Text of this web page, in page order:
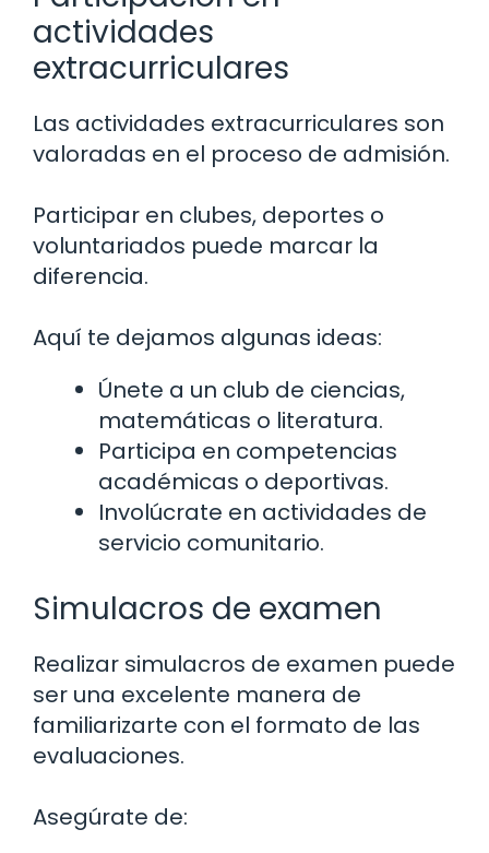
actividades
extracurriculares
Las actividades extracurriculares son
valoradas en el proceso de admisión.
Participar en clubes, deportes o
voluntariados puede marcar la
diferencia.
Aquí te dejamos algunas ideas:
Únete a un club de ciencias,
matemáticas o literatura.
Participa en competencias
académicas o deportivas.
Involúcrate en actividades de
servicio comunitario.
Simulacros de examen
Realizar simulacros de examen puede
ser una excelente manera de
familiarizarte con el formato de las
evaluaciones.
Asegúrate de: